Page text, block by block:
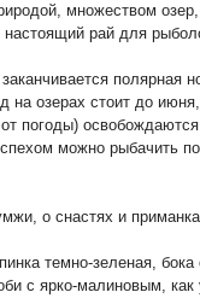
множеством
рай для
на озерах стоит до
погоды)
можно рыбачить
о снастях и
темно-зеленая,
с ярко-малиновым,